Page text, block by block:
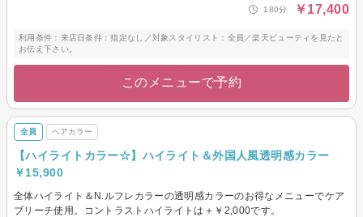
180分 ￥17,400
利用条件：来店日条件：指定なし／対象スタイリスト：全員／楽天ビューティを見たと
お伝え下さい。
このメニューで予約
全員 ヘアカラー
【ハイライトカラー☆】ハイライト＆外国人風透明感カラー
￥15,900
全体ハイライト＆N.ルフレカラーの透明感カラーのお得なメニューでケア
ブリーチ使用。コントラストハイライトは＋￥2,000です。